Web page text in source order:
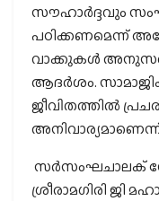
സൗഹാര്‍ദ്ദവും
പഠിക്കണമെന്ന്
വാക്കുകള്‍
ആദര്‍ശം.
ജീവിതത്തില്‍
അനിവാര്യമാണെന്ന്
സര്‍സംഘചാലക്
ശ്രീരാമഗിരി ജി